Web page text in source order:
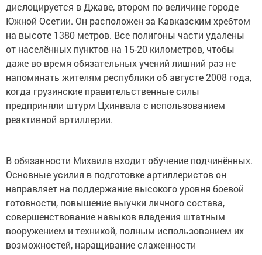
дислоцируется в Джаве, втором по величине городе
Южной Осетии. Он расположен за Кавказским хребтом
на высоте 1380 метров. Все полигоны части удалены
от населённых пунктов на 15-20 километров, чтобы
даже во время обязательных учений лишний раз не
напоминать жителям республики об августе 2008 года,
когда грузинские правительственные силы
предприняли штурм Цхинвала с использованием
реактивной артиллерии.
В обязанности Михаила входит обучение подчинённых.
Основные усилия в подготовке артиллеристов он
направляет на поддержание высокого уровня боевой
готовности, повышение выучки личного состава,
совершенствование навыков владения штатным
вооружением и техникой, полным использованием их
возможностей, наращивание слаженности